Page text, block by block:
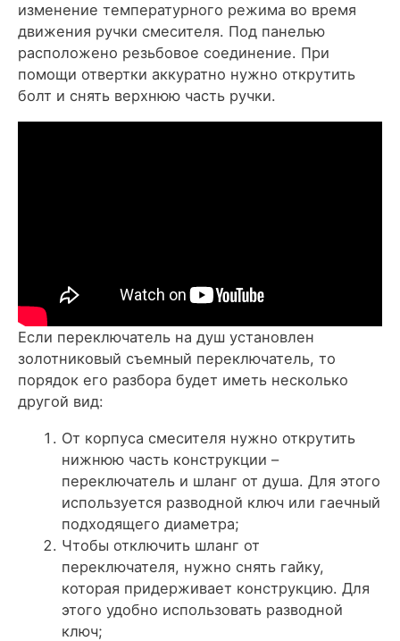
изменение температурного режима во время
движения ручки смесителя. Под панелью
расположено резьбовое соединение. При
помощи отвертки аккуратно нужно открутить
болт и снять верхнюю часть ручки.
Если переключатель на душ установлен
золотниковый съемный переключатель, то
порядок его разбора будет иметь несколько
другой вид:
От корпуса смесителя нужно открутить
нижнюю часть конструкции –
переключатель и шланг от душа. Для этого
используется разводной ключ или гаечный
подходящего диаметра;
Чтобы отключить шланг от
переключателя, нужно снять гайку,
которая придерживает конструкцию. Для
этого удобно использовать разводной
ключ;